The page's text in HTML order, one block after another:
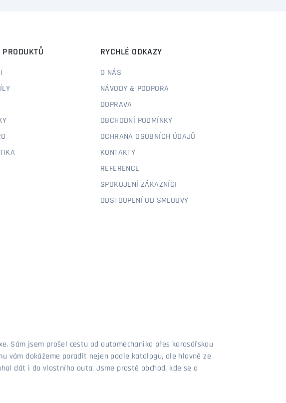
PRODUKTŮ RYCHLÉ ODKAZY
O NÁS
NÁVODY & PODPORA
DOPRAVA
OBCHODNÍ PODMÍNKY
OCHRANA OSOBNÍCH ÚDAJŮ
KONTAKTY
REFERENCE
SPOKOJENÍ ZÁKAZNÍCI
ODSTOUPENÍ OD SMLOUVY
Sám jsem prošel cestu od automechanika přes karosářskou
vám dokážeme poradit nejen podle katalogu, ale hlavně ze
dát i do vlastního auta. Jsme prostě obchod, kde se o